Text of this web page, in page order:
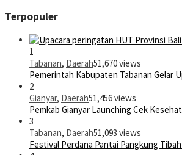
Terpopuler
1
Tabanan, Daerah51,670 views
Pemerintah Kabupaten Tabanan Gelar
2
Gianyar, Daerah51,456 views
Pemkab Gianyar Launching Cek
3
Tabanan, Daerah51,093 views
Festival Perdana Pantai Pangkung